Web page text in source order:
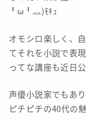
╹ω╹灬)ﾓｷｭ
オモシロ楽しく、
てそれを小説で表
ってな講座も近日
声優小説家でもあ
ピチピチの40代の